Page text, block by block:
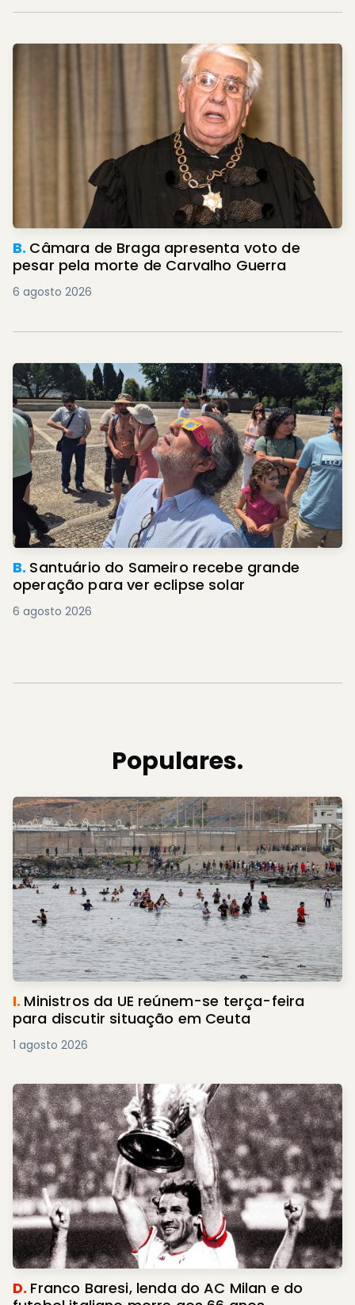
B. Câmara de Braga apresenta voto de
pesar pela morte de Carvalho Guerra
6 agosto 2026
B. Santuário do Sameiro recebe grande
operação para ver eclipse solar
6 agosto 2026
Populares.
I. Ministros da UE reúnem-se terça-feira
para discutir situação em Ceuta
1 agosto 2026
D. Franco Baresi, lenda do AC Milan e do